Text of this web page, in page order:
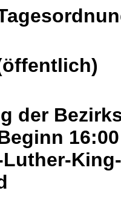
der